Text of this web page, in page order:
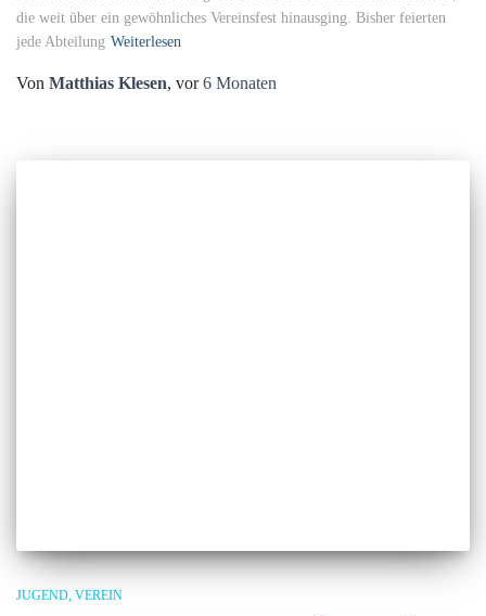
die weit über ein gewöhnliches Vereinsfest hinausging. Bisher feierten
jede Abteilung Weiterlesen
Von Matthias Klesen, vor6 Monaten
JUGEND VEREIN